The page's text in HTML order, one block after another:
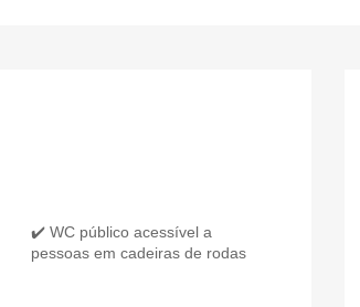
✔️ WC público acessível a
pessoas em cadeiras de rodas